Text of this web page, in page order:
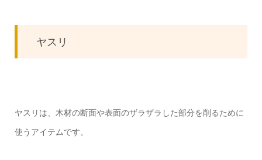
ヤスリ
ヤスリは、木材の断面や表面のザラザラした部分を削るために
使うアイテムです。